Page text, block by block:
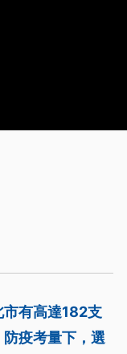
市有高達182支
疫考量下，選